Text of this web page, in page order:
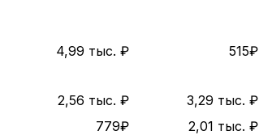
4,99 тыс. ₽
515₽
2,56 тыс. ₽
3,29 тыс. ₽
779₽ 2,01 тыс. ₽